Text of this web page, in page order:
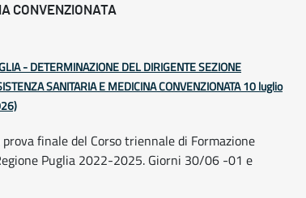
CONVENZIONATA
- DETERMINAZIONE DEL DIRIGENTE SEZIONE
SANITARIA E MEDICINA CONVENZIONATA 10 luglio
finale del Corso triennale di Formazione
Puglia 2022-2025. Giorni 30/06 -01 e